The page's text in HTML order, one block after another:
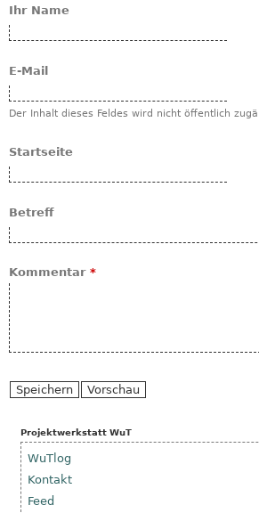
Ihr Name
E-Mail
Der Inhalt dieses Feldes wird nicht öffentlich
Startseite
Betreff
Kommentar *
Projektwerkstatt WuT
WuTlog
Kontakt
Feed